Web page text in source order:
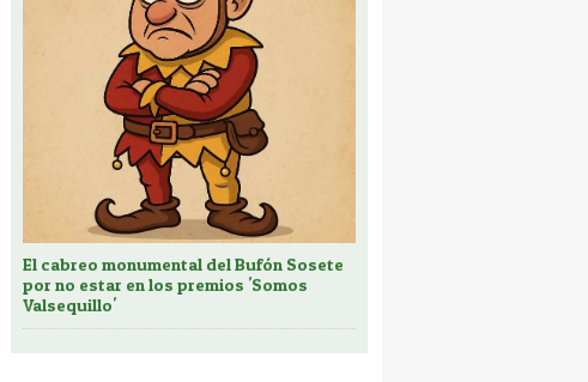
El cabreo monumental del Bufón Sosete
por no estar en los premios 'Somos
Valsequillo'